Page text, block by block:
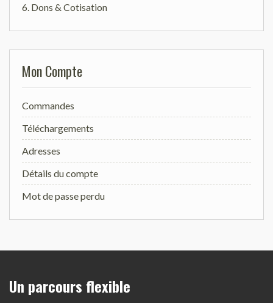
6. Dons & Cotisation
Mon Compte
Commandes
Téléchargements
Adresses
Détails du compte
Mot de passe perdu
Un parcours flexible